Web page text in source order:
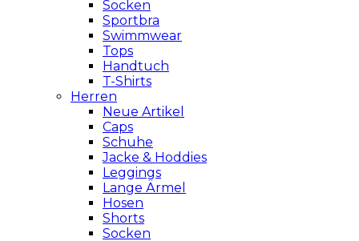
Socken
Sportbra
Swimmwear
Tops
Handtuch
T-Shirts
Herren
Neue Artikel
Caps
Schuhe
Jacke & Hoddies
Leggings
Lange Ärmel
Hosen
Shorts
Socken